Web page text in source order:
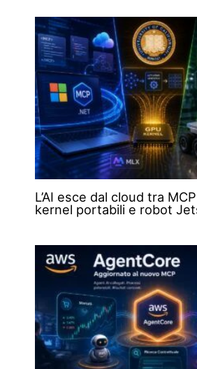
L’AI esce dal cloud tra
kernel portabili e robot